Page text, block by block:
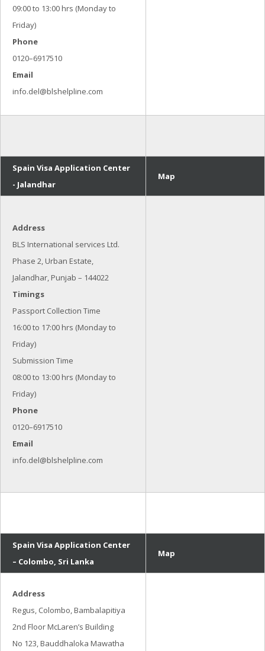
09:00 to 13:00 hrs (Monday to
Friday)
Phone
0120–6917510
Email
info.del@blshelpline.com
Spain Visa Application Center
- Jalandhar
Map
Address
BLS International services Ltd.
Phase 2, Urban Estate,
Jalandhar, Punjab – 144022
Timings
Passport Collection Time
16:00 to 17:00 hrs (Monday to
Friday)
Submission Time
08:00 to 13:00 hrs (Monday to
Friday)
Phone
0120–6917510
Email
info.del@blshelpline.com
Spain Visa Application Center
– Colombo, Sri Lanka
Map
Address
Regus, Colombo, Bambalapitiya
2nd Floor McLaren’s Building
No 123, Bauddhaloka Mawatha